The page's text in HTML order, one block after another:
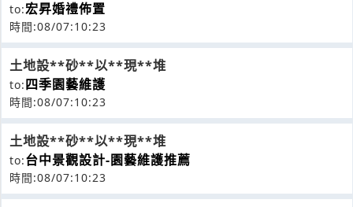
to:宏昇婚禮佈置
時間:08/07:10:23
土地設**砂**以**現**堆
to:四季園藝維護
時間:08/07:10:23
土地設**砂**以**現**堆
to:台中景觀設計-園藝維護推薦
時間:08/07:10:23